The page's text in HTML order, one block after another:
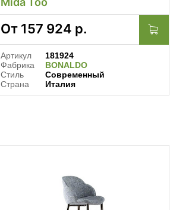
От 157 924 р.
Артикул
181924
Фабрика
BONALDO
Стиль
Современный
Страна
Италия